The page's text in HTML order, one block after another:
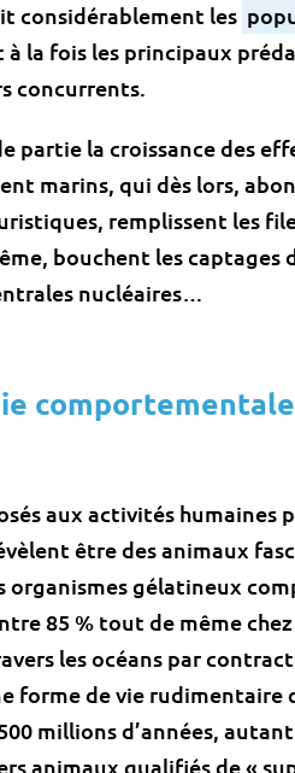
considérablement les
à la fois les principaux
concurrents.
partie la croissance des
marins, qui dès lors,
remplissent les
bouchent les captages
nucléaires…
comportementale
aux activités humaines
être des animaux
organismes gélatineux
85 % tout de même
les océans par
forme de vie rudimentaire
millions d’années,
animaux qualifiés de «